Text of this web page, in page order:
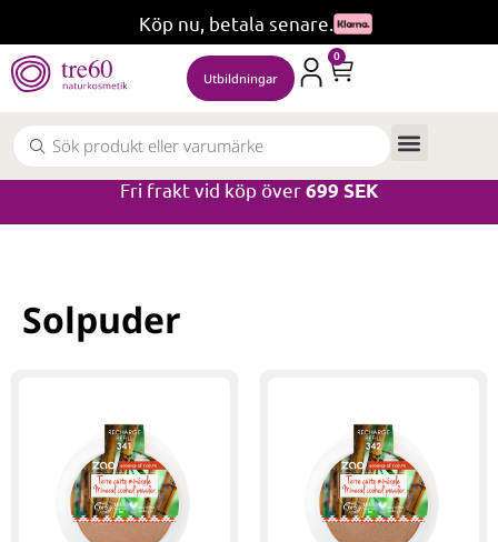
Köp nu, betala senare.
Utbildningar
0
Fri frakt vid köp över699 SEK
Solpuder